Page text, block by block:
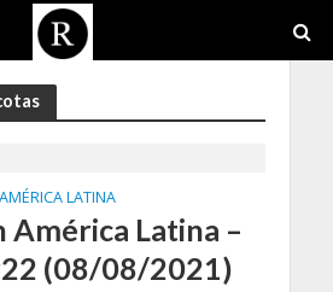
LATINA
América Latina –
(08/08/2021)